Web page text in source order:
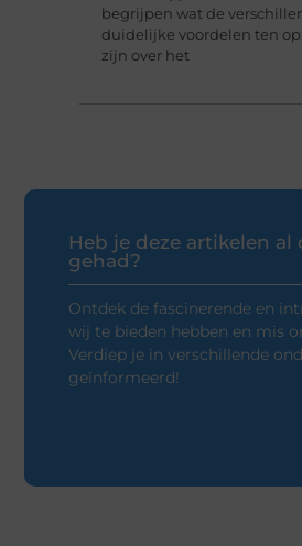
begrijpen wat de
duidelijke voordelen ten
zijn over het
Heb je deze artikelen al
gehad?
Ontdek de fascinerende en
wij te bieden hebben en mis
Verdiep je in verschillende
geïnformeerd!